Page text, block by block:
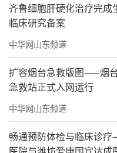
齐鲁细胞肝硬化治疗完成
临床研究备案
中华网山东频道
扩容烟台急救版图——烟
急救站正式入网运行
中华网山东频道
畅通预防体检与临床诊